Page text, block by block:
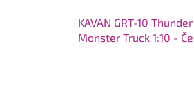
KAVAN GRT-10
Monster Truck 1:10 -